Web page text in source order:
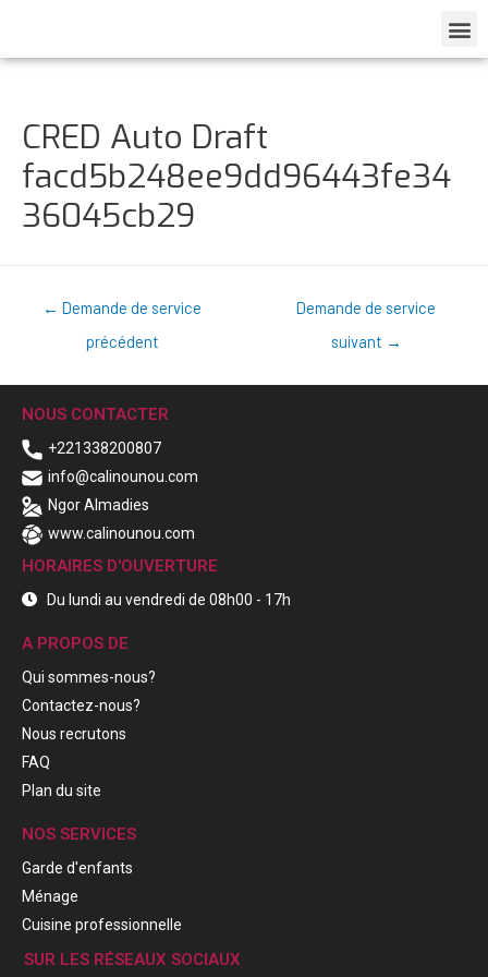
CRED Auto Draft
facd5b248ee9dd96443fe34
36045cb29
← Demande de service
précédent
Demande de service
suivant →
NOUS CONTACTER
+221338200807
info@calinounou.com
Ngor Almadies
www.calinounou.com
HORAIRES D'OUVERTURE
Du lundi au vendredi de 08h00 - 17h
A PROPOS DE
Qui sommes-nous?
Contactez-nous?
Nous recrutons
FAQ
Plan du site
NOS SERVICES
Garde d'enfants
Ménage
Cuisine professionnelle
SUR LES RÉSEAUX SOCIAUX